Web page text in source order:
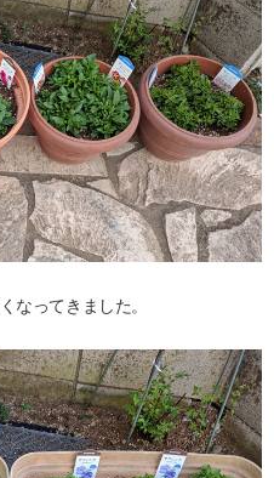
なってきました。